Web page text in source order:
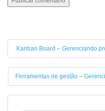
Kanban Board – Gerenciando
Ferramentas de gestão –